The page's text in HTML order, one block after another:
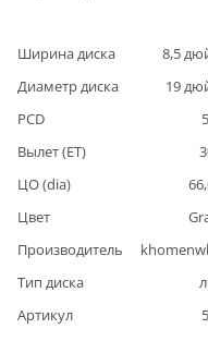
Ширина диска 8,5
Диаметр диска
19
PCD
5
Вылет (ET)
ЦО (dia)
Цвет
Производитель
Тип диска
Артикул